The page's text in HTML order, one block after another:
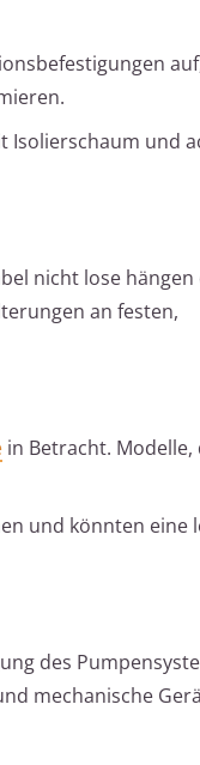
Isolierschaum und
nicht lose
an festen,
in Betracht. Modelle,
und könnten eine
des
mechanische